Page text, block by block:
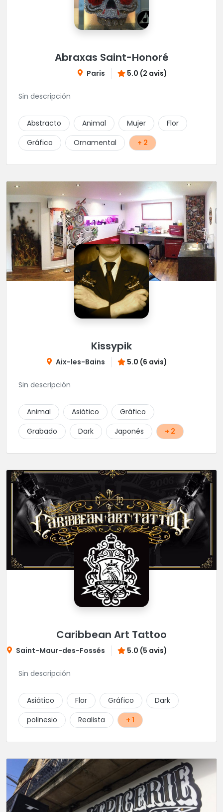
Abraxas Saint-Honoré
Paris 5.0 (2 avis)
Sin descripción
Abstracto Animal Mujer
Flor
Gráfico
Ornamental + 2
Kissypik
Aix-les-Bains 5.0 (6 avis)
Sin descripción
Animal Asiático
Gráfico
Grabado
Dark Japonés + 2
Caribbean Art Tattoo
Saint-Maur-des-Fossés 5.0 (5 avis)
Sin descripción
Asiático Flor Gráfico
Dark
polinesio
Realista + 1